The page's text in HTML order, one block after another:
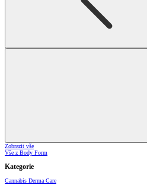
Zobrazit vše
Vše z Body Form
Kategorie
Cannabis Derma Care